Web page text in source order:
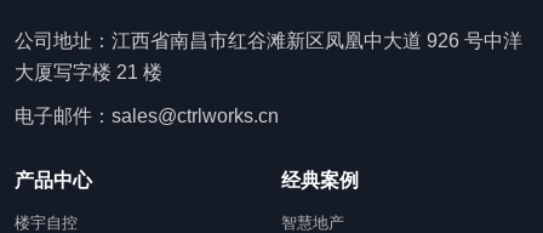
公司地址：江西省南昌市红谷滩新区凤凰中大道 926 号中洋
大厦写字楼 21 楼
电子邮件：sales@ctrlworks.cn
产品中心
楼宇自控
经典案例
智慧地产